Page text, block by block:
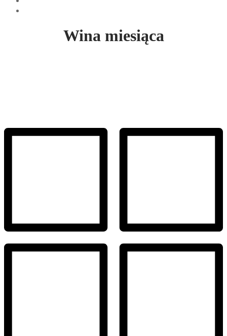
Wina miesiąca